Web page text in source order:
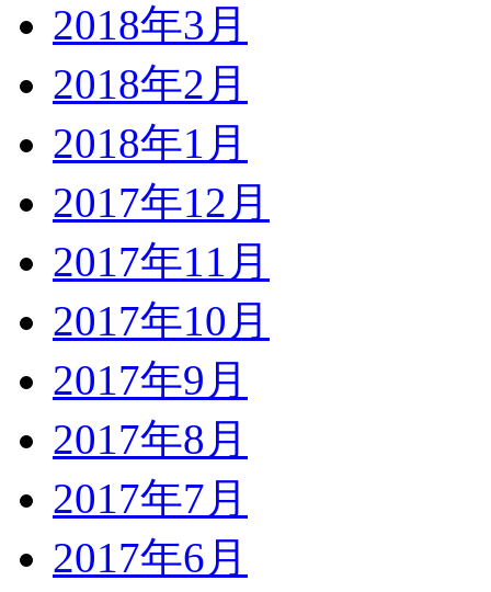
2018年3月
2018年2月
2018年1月
2017年12月
2017年11月
2017年10月
2017年9月
2017年8月
2017年7月
2017年6月